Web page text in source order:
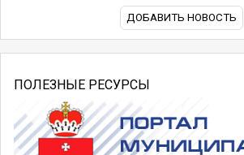
ДОБАВИТЬ НОВОСТЬ
ПОЛЕЗНЫЕ РЕСУРСЫ